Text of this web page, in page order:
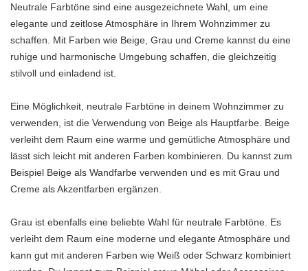
Neutrale Farbtöne sind eine ausgezeichnete Wahl, um eine
elegante und zeitlose Atmosphäre in Ihrem Wohnzimmer zu
schaffen. Mit Farben wie Beige, Grau und Creme kannst du eine
ruhige und harmonische Umgebung schaffen, die gleichzeitig
stilvoll und einladend ist.
Eine Möglichkeit, neutrale Farbtöne in deinem Wohnzimmer zu
verwenden, ist die Verwendung von Beige als Hauptfarbe. Beige
verleiht dem Raum eine warme und gemütliche Atmosphäre und
lässt sich leicht mit anderen Farben kombinieren. Du kannst zum
Beispiel Beige als Wandfarbe verwenden und es mit Grau und
Creme als Akzentfarben ergänzen.
Grau ist ebenfalls eine beliebte Wahl für neutrale Farbtöne. Es
verleiht dem Raum eine moderne und elegante Atmosphäre und
kann gut mit anderen Farben wie Weiß oder Schwarz kombiniert